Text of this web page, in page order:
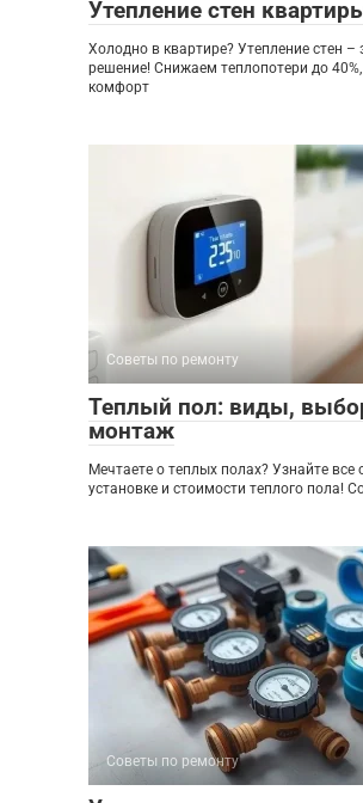
Утепление стен
Холодно в квартире? Утепление стен –
решение! Снижаем теплопотери до
комфорт
Советы по ремонту
Теплый пол: виды,
монтаж
Мечтаете о теплых полах? Узнайте все
установке и стоимости теплого пола!
Советы по ремонту